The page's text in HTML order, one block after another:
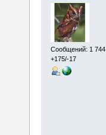
Сообщений: 1 744
+175/-17